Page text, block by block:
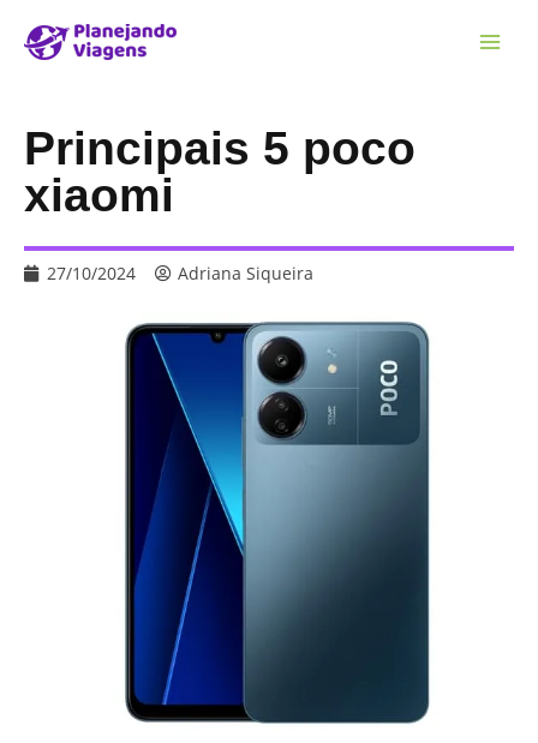
Principais 5 poco
xiaomi
27/10/2024 Adriana Siqueira